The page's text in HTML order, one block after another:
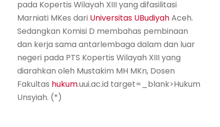
pada Kopertis Wilayah XIII yang difasilitasi
Marniati MKes dari Universitas UBudiyahAceh.
Sedangkan Komisi D membahas pembinaan
dan kerja sama antarlembaga dalam dan luar
negeri pada PTS Kopertis Wilayah XIII yang
diarahkan oleh Mustakim MH MKn, Dosen
Fakultas hukum.uui.ac.id target=_blank>Hukum
Unsyiah. (*)